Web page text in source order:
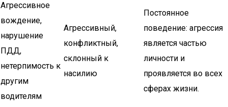
Агрессивное
вождение,
нарушение
ПДД,
нетерпимость к
другим
водителям
Агрессивный,
конфликтный,
склонный к
насилию
Постоянное
поведение: агрессия
является частью
личности и
проявляется во всех
сферах жизни.